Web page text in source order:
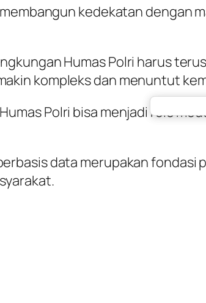
kedekatan dengan
Humas Polri harus
kompleks dan menuntut
Polri bisa menjadi role
data merupakan fondasi